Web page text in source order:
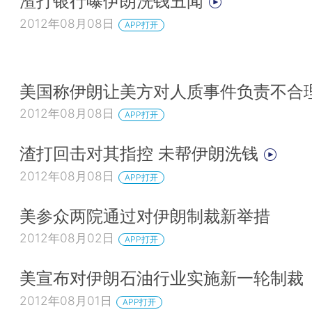
2012年08月08日 APP打开
美国称伊朗让美方对人质事件负责不合
2012年08月08日 APP打开
渣打回击对其指控 未帮伊朗洗钱
2012年08月08日 APP打开
美参众两院通过对伊朗制裁新举措
2012年08月02日 APP打开
美宣布对伊朗石油行业实施新一轮制裁
2012年08月01日 APP打开